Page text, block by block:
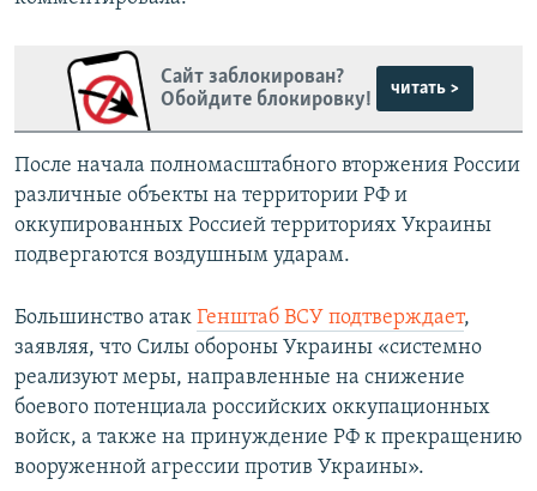
Сайт заблокирован?
Обойдите блокировку!
читать >
После начала полномасштабного вторжения России
различные объекты на территории РФ и
оккупированных Россией территориях Украины
подвергаются воздушным ударам.
Большинство атак Генштаб ВСУ подтверждает,
заявляя, что Силы обороны Украины «системно
реализуют меры, направленные на снижение
боевого потенциала российских оккупационных
войск, а также на принуждение РФ к прекращению
вооруженной агрессии против Украины».